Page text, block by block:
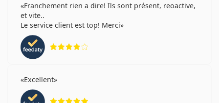
Franchement rien a dire! Ils sont présent, reoactive,
et vite..
Le service client est top! Merci
Excellent